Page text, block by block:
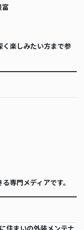
楽しみたい方まで参
専門メディアです。